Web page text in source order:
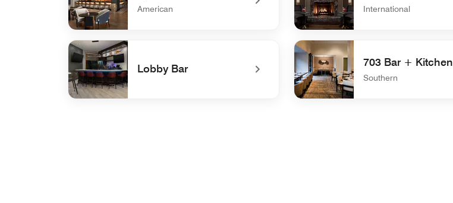
American
undefined Tysons Rickhouse
International
undefined ENTYSE
Lobby Bar 703 Bar + Kitchen
Southern